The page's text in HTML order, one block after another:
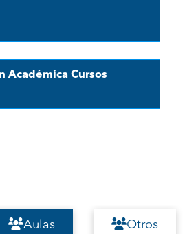
Académica Cursos
Aulas Otros